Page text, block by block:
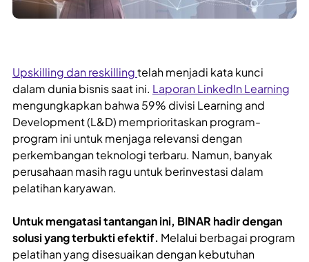
Upskilling dan reskillingtelah menjadi kata kunci
dalam dunia bisnis saat ini. Laporan LinkedIn Learning
mengungkapkan bahwa 59% divisi Learning and
Development (L&D) memprioritaskan program-
program ini untuk menjaga relevansi dengan
perkembangan teknologi terbaru. Namun, banyak
perusahaan masih ragu untuk berinvestasi dalam
pelatihan karyawan.
Untuk mengatasi tantangan ini, BINAR hadir dengan
solusi yang terbukti efektif. Melalui berbagai program
pelatihan yang disesuaikan dengan kebutuhan